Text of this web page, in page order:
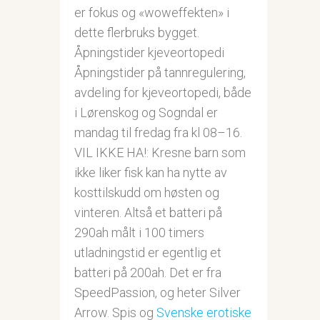
er fokus og «woweffekten» i
dette flerbruks bygget.
Åpningstider kjeveortopedi
Åpningstider på tannregulering,
avdeling for kjeveortopedi, både
i Lørenskog og Sogndal er
mandag til fredag fra kl 08–16.
VIL IKKE HA!: Kresne barn som
ikke liker fisk kan ha nytte av
kosttilskudd om høsten og
vinteren. Altså et batteri på
290ah målt i 100 timers
utladningstid er egentlig et
batteri på 200ah. Det er fra
SpeedPassion, og heter Silver
Arrow. Spis og Svenske erotiske